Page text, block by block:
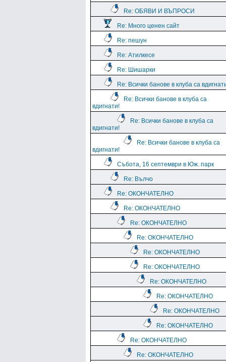
Re: ОБЯВИ И ВЪПРОСИ
Re: Много ценен сайт
Re: пешун
Re: Атилкесе
Re: Шишарки
Re: Всички банове в клуба са
Re: Всички банове в клуба са
вдигнати!
Re: Всички банове в клуба са
вдигнати!
Re: Всички банове в клуба са
вдигнати!
Събота, 16 септември в Юж. парк
Re: Вълчо
Re: ОКОНЧАТЕЛНО
Re: ОКОНЧАТЕЛНО
Re: ОКОНЧАТЕЛНО
Re: ОКОНЧАТЕЛНО
Re: ОКОНЧАТЕЛНО
Re: ОКОНЧАТЕЛНО
Re: ОКОНЧАТЕЛНО
Re: ОКОНЧАТЕЛНО
Re: ОКОНЧАТЕЛНО
Re: ОКОНЧАТЕЛНО
Re: ОКОНЧАТЕЛНО
Re: ОКОНЧАТЕЛНО